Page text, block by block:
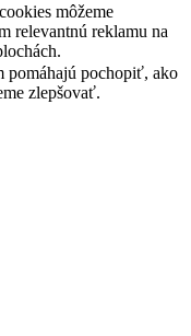
môžeme
relevantnú reklamu na
pomáhajú pochopiť, ako
zlepšovať.